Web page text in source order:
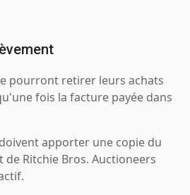
pourront retirer leurs achats
fois la facture payée dans
apporter une copie du
de Ritchie Bros. Auctioneers